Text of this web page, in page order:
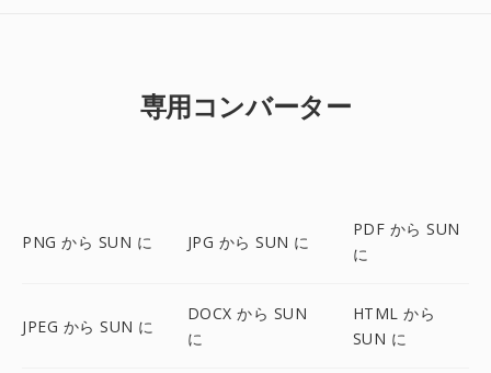
専用コンバーター
PNG から SUN に JPG から SUN に
PDF から SUN
に
JPEG から SUN に
DOCX から SUN
に
HTML から
SUN に